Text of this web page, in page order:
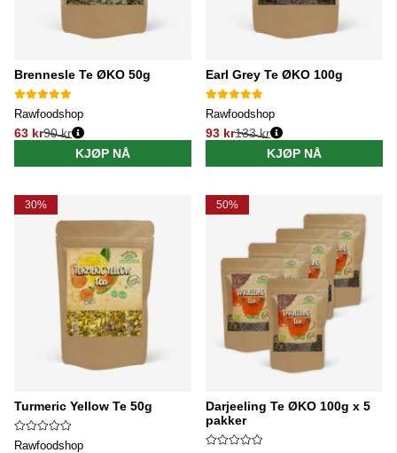
Brennesle Te ØKO 50g
Rawfoodshop
63 kr
Vanlig pris:
90 kr
KJØP NÅ
Earl Grey Te ØKO 100g
Rawfoodshop
93 kr
Vanlig pris:
133 kr
KJØP NÅ
30%
Turmeric Yellow Te 50g
Rawfoodshop
50%
Darjeeling Te ØKO 100g x 5
pakker